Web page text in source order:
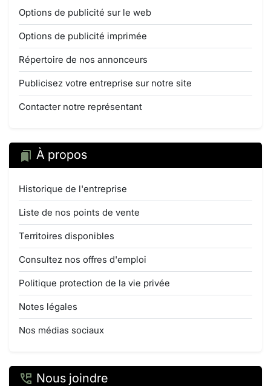
Options de publicité sur le web
Options de publicité imprimée
Répertoire de nos annonceurs
Publicisez votre entreprise sur notre site
Contacter notre représentant
À propos
Historique de l'entreprise
Liste de nos points de vente
Territoires disponibles
Consultez nos offres d'emploi
Politique protection de la vie privée
Notes légales
Nos médias sociaux
Nous joindre